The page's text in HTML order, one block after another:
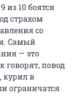
из 10 боятся
страхом
со
Самый
— это
говорят, повод
курил в
ограничатся